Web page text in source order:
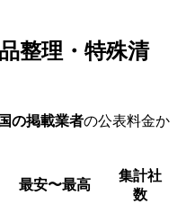
整理・特殊清
の掲載業者の公表料金か
最安〜最高
集計社
数